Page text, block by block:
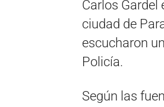
Carlos Gardel
ciudad de
escucharon
Policía.
Según las